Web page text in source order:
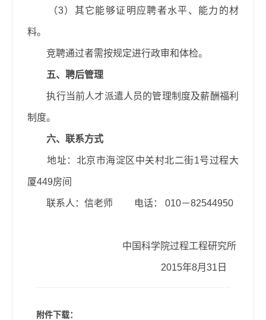
（3）其它能够证明应聘者水平、能力的材
料。
竞聘通过者需按规定进行政审和体检。
五、聘后管理
执行当前人才派遣人员的管理制度及薪酬福利
制度。
六、联系方式
地址：北京市海淀区中关村北二街1号过程大
厦449房间
联系人：信老师 电话： 010－82544950
中国科学院过程工程研究所
2015年8月 31 日
附件下载：